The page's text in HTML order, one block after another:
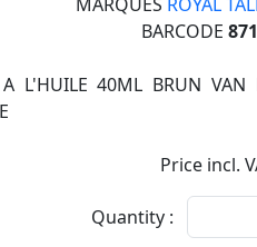
BARCODE
L'HUILE 40ML BRUN
Price incl.
Quantity :